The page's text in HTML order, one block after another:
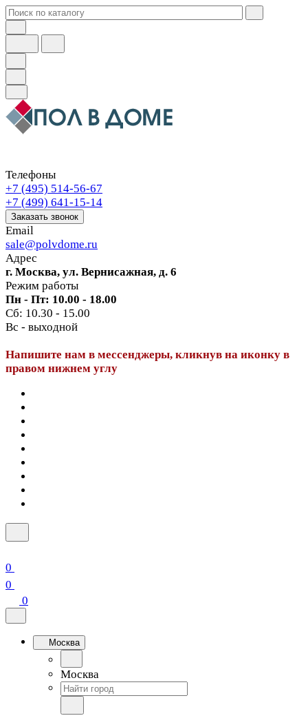
Телефоны
+7 (495) 514-56-67
+7 (499) 641-15-14
Заказать звонок
Email
sale@polvdome.ru
Адрес
г. Москва, ул. Вернисажная, д. 6
Режим работы
Пн - Пт: 10.00 - 18.00
Сб: 10.30 - 15.00
Вс - выходной
Напишите нам в мессенджеры, кликнув на иконку в
правом нижнем углу
0
0
0
Москва
Москва